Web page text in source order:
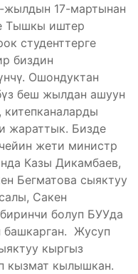
17-мартынан
Тышкы иштер
студенттерге
биздин
Ошондуктан
беш жылдан ашуун
жараттык. Бизде
жети министр
Казы Дикамбаев,
Бегматова сыяктуу
Сакен
болуп БУУда
башкарган. Жусуп
кыргыз
кызмат кылышкан.